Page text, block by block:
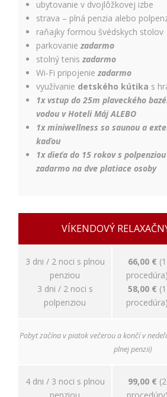
ubytovanie v dvojlôžkovej izbe
strava – plná penzia alebo
raňajky formou švédskych stolov
parkovaniezadarmo
stolný teniszadarmo
Wi-Fi pripojeniezadarmo
využívanie detského kútika s
1x vstup do 25m plaveckého
vodou v Hoteli Máj ALEBO
1x miniwellness so saunou a
kaďou
1x dieťa do 15 rokov s
zadarmo na dve platiace osoby
VÍKENDOVÝ
3 dni / 2 noci s plnou
penziou
3 dni / 2 noci s
polpenziou
66,00 € (1
procedúra)
58,00 € (1
procedúra)
Pobyt začína v piatok večerou a končí v
plnej penzii)
4 dni / 3 noci s plnou
99,00 € (2
návštevníci
používajú
našu stránku,
aby sme ju
mohli
zlepšovať.
cookies
zhromažďujú
informácie
anonymne.
Účel: analýza
vylepšenie
obsahu;
návštevníka
Používateľská
spokojnosť
stránka počas
vašej návštevy
tieto súbory
funkcie z